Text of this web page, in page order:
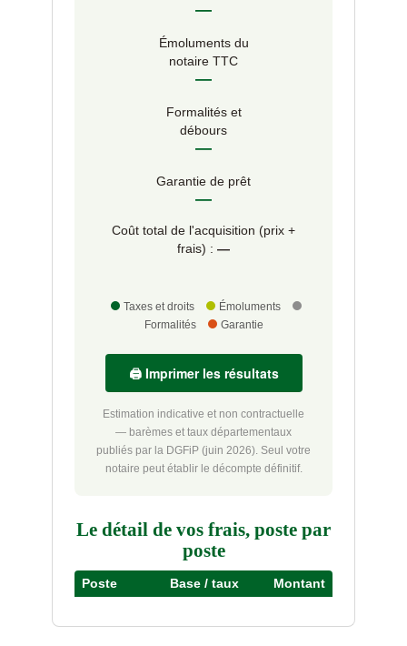
—
Émoluments du
notaire TTC
—
Formalités et
débours
—
Garantie de prêt
—
Coût total de l'acquisition (prix +
frais) : —
Taxes et droits
Émoluments
Formalités
Garantie
🖨️ Imprimer les résultats
Estimation indicative et non contractuelle
— barèmes et taux départementaux
publiés par la DGFiP (juin 2026). Seul votre
notaire peut établir le décompte définitif.
Le détail de vos frais, poste par
poste
Poste Base / taux Montant